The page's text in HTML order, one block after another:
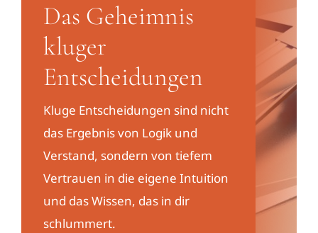
Das Geheimnis
kluger
Entscheidungen
Kluge Entscheidungen sind nicht
das Ergebnis von Logik und
Verstand, sondern von tiefem
Vertrauen in die eigene Intuition
und das Wissen, das in dir
schlummert.